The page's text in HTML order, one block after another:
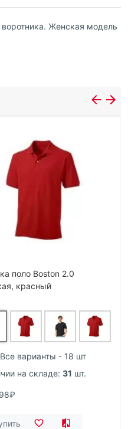
Женская модель
поло Boston 2.0
красный
Все варианты - 18 шт
на складе: 31 шт.